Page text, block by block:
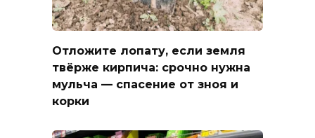
Отложите лопату, если земля
твёрже кирпича: срочно нужна
мульча — спасение от зноя и
корки